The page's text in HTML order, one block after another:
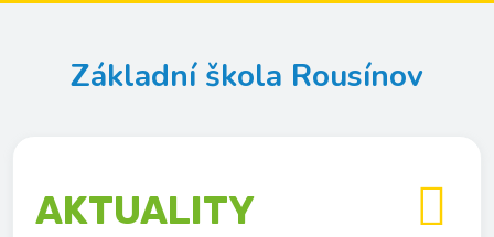
Základní škola Rousínov
AKTUALITY 